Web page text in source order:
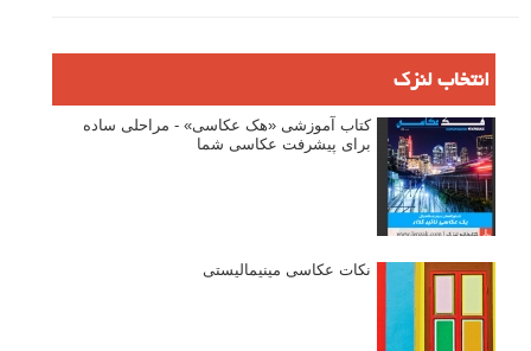
انتخاب لنزک
کتاب آموزشی «هک عکاسی» - مراحلی ساده
برای پیشرفت عکاسی شما
نکات عکاسی مینیمالیستی